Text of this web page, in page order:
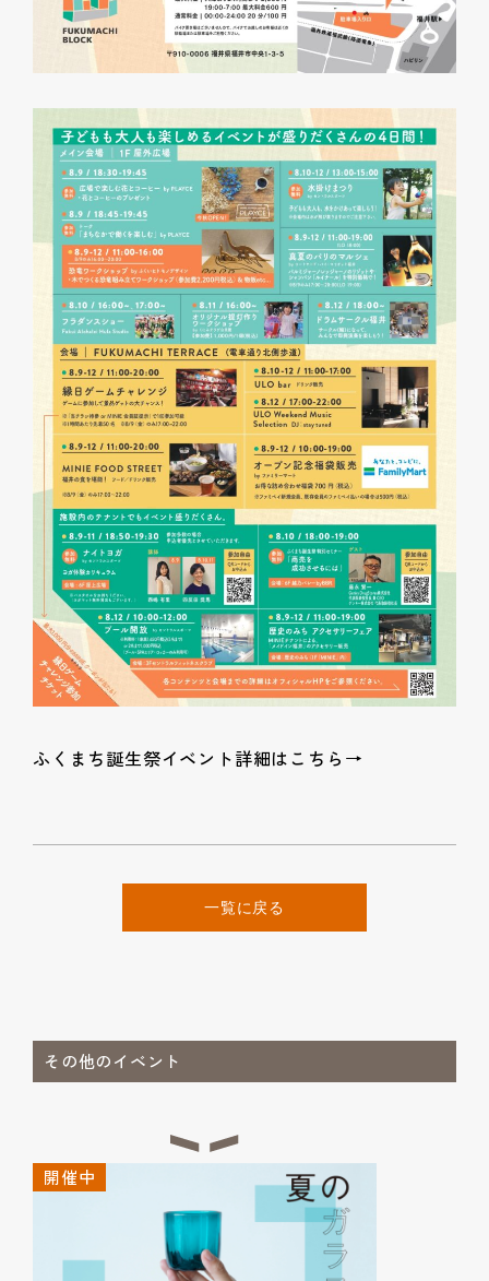
ふくまち誕生祭イベント詳細はこちら→
一覧に戻る
その他のイベント
開催中